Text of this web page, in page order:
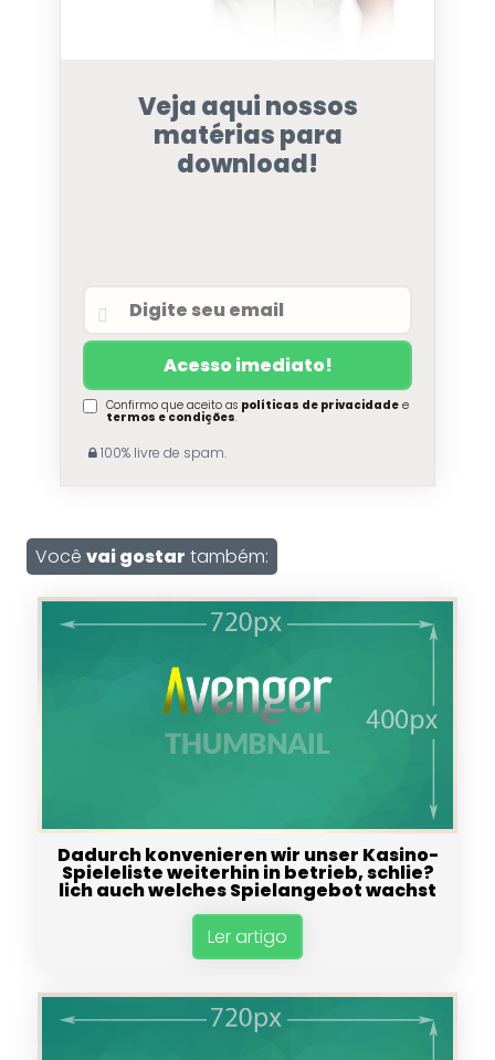
Veja aqui nossos
matérias para
download!
Confirmo que aceito as políticas de privacidadee
termos e condições.
100% livre de spam.
Você vai gostar também:
Dadurch konvenieren wir unser Kasino-
Spieleliste weiterhin in betrieb, schlie?
lich auch welches Spielangebot wachst
Ler artigo